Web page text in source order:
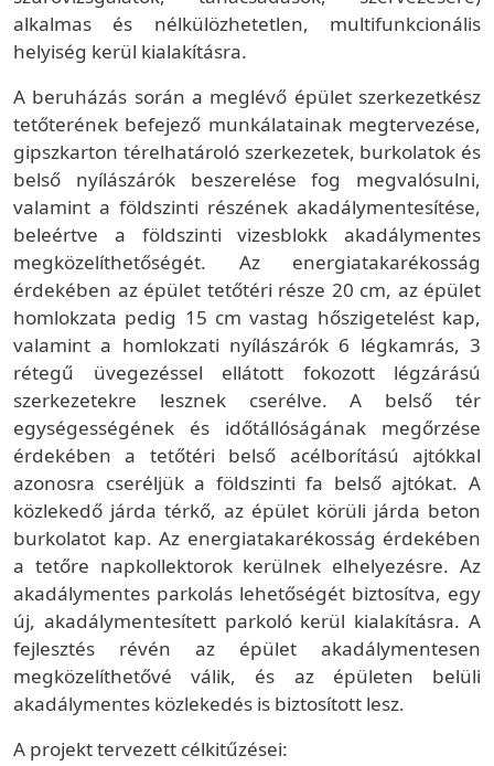
alkalmas és nélkülözhetetlen, multifunkcionális
helyiség kerül kialakításra.
A beruházás során a meglévő épület szerkezetkész
tetőterének befejező munkálatainak megtervezése,
gipszkarton térelhatároló szerkezetek, burkolatok és
belső nyílászárók beszerelése fog megvalósulni,
valamint a földszinti részének akadálymentesítése,
beleértve a földszinti vizesblokk akadálymentes
megközelíthetőségét. Az energiatakarékosság
érdekében az épület tetőtéri része 20 cm, az épület
homlokzata pedig 15 cm vastag hőszigetelést kap,
valamint a homlokzati nyílászárók 6 légkamrás, 3
rétegű üvegezéssel ellátott fokozott légzárású
szerkezetekre lesznek cserélve. A belső tér
egységességének és időtállóságának megőrzése
érdekében a tetőtéri belső acélborítású ajtókkal
azonosra cseréljük a földszinti fa belső ajtókat. A
közlekedő járda térkő, az épület körüli járda beton
burkolatot kap. Az energiatakarékosság érdekében
a tetőre napkollektorok kerülnek elhelyezésre. Az
akadálymentes parkolás lehetőségét biztosítva, egy
új, akadálymentesített parkoló kerül kialakításra. A
fejlesztés révén az épület akadálymentesen
megközelíthetővé válik, és az épületen belüli
akadálymentes közlekedés is biztosított lesz.
A projekt tervezett célkitűzései: